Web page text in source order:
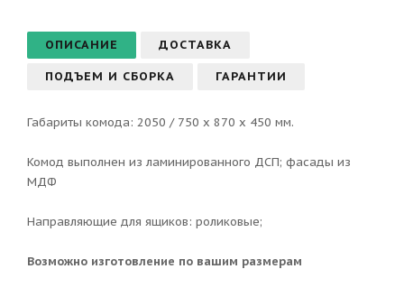
ОПИСАНИЕ ДОСТАВКА
ПОДЪЕМ И СБОРКА ГАРАНТИИ
Габариты комода: 2050 / 750 х 870 х 450 мм.
Комод выполнен из ламинированного ДСП; фасады из
МДФ
Направляющие для ящиков: роликовые;
Возможно изготовление по вашим размерам